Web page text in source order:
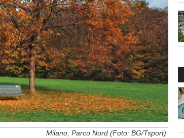
Milano, Parco Nord (Foto: BG/Tsport).